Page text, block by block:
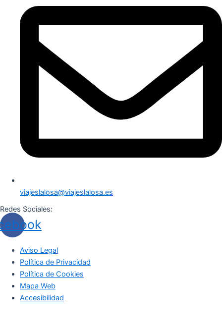
viajeslalosa@viajeslalosa.es
Redes Sociales:
Aviso Legal
Política de Privacidad
Política de Cookies
Mapa Web
Accesibilidad